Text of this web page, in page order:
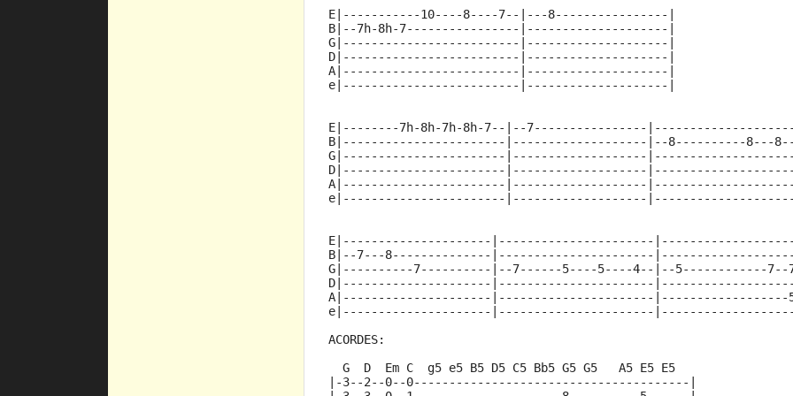
E|-----------10----8----7--|---8----------------|
B|--7h-8h-7----------------|--------------------|
G|-------------------------|--------------------|
D|-------------------------|--------------------|
A|-------------------------|--------------------|
e|-------------------------|--------------------|
E|--------7h-8h-7h-8h-7--|--7----------------
B|-----------------------|-------------------|--8----------8---
G|-----------------------|-------------------
D|-----------------------|-------------------
A|-----------------------|-------------------
e|-----------------------|-------------------
E|---------------------|----------------------
B|--7---8--------------|----------------------
G|----------7----------|--7------5----5----4--|--5------------7--
D|---------------------|----------------------
A|---------------------|----------------------|------------------
e|---------------------|----------------------
ACORDES:
  G  D  Em C  g5 e5 B5 D5 C5 Bb5 G5 G5   A5 E5 E5
|-3--2--0--0---------------------------------------|